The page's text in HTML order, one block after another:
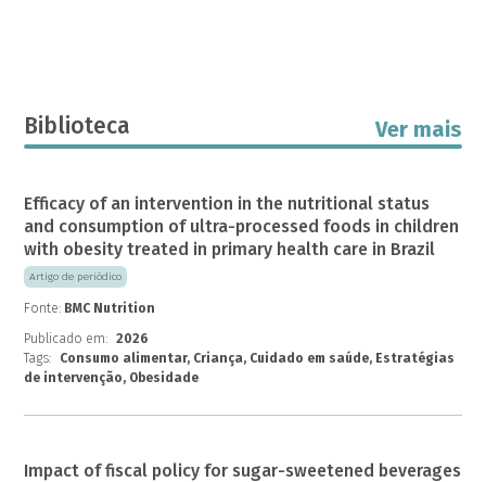
Biblioteca Ver mais
Efficacy of an intervention in the nutritional status
and consumption of ultra-processed foods in children
with obesity treated in primary health care in Brazil
Artigo de periódico
Fonte: BMC Nutrition
Publicado em:
2026
Tags:
Consumo alimentar, Criança, Cuidado em saúde, Estratégias
de intervenção, Obesidade
Impact of fiscal policy for sugar-sweetened beverages